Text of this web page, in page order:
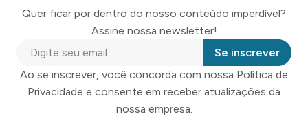
Quer ficar por dentro do nosso conteúdo imperdível?
Assine nossa newsletter!
Se inscrever
Ao se inscrever, você concorda com nossa Política de
Privacidade e consente em receber atualizações da
nossa empresa.